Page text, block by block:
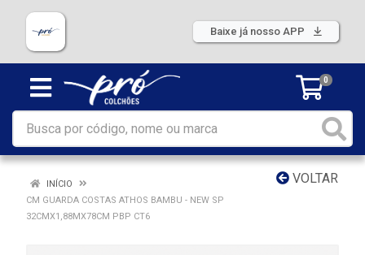
Baixe já nosso APP
0
VOLTAR
INÍCIO
CM GUARDA COSTAS ATHOS BAMBU - NEW SP
32CMX1,88MX78CM PBP CT6